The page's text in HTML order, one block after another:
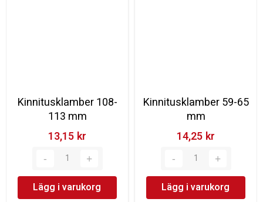
Kinnitusklamber 108-
113 mm
13,15 kr‎
Lägg i varukorg
Kinnitusklamber 59-65
mm
14,25 kr‎
Lägg i varukorg